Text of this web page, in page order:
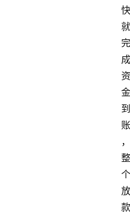
快
就
完
成
资
金
到
账
，
整
个
放
款